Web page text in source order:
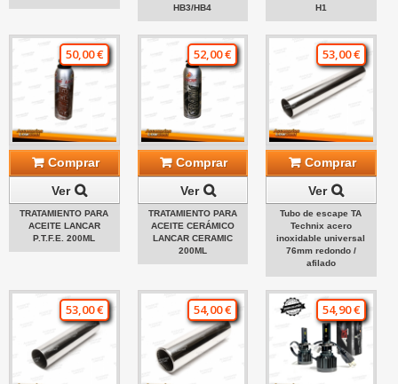
HB3/HB4
H1
50,00 €
Comprar
Ver
TRATAMIENTO PARA
ACEITE LANCAR
P.T.F.E. 200ML
52,00 €
Comprar
Ver
TRATAMIENTO PARA
ACEITE CERÁMICO
LANCAR CERAMIC
200ML
53,00 €
Comprar
Ver
Tubo de escape TA
Technix acero
inoxidable universal
76mm redondo /
afilado
53,00 € 54,00 € 54,90 €